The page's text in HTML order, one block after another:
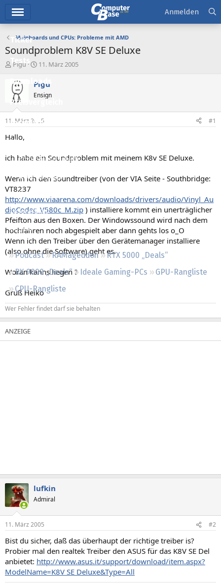
Ticker
Tests
Downloads
Preisvergleich
Forum
Aktuelles
Empfohlene Inhalte
Neue Beiträge
Neueste Aktivitäten
Leserartikel
Regeln
Podcast RAMageddon
RTX 5000 „Deals“
RX 9000 „Deals“
Ideale Gaming-PCs
GPU-Rangliste
CPU-Rangliste
Anmelden
Mainboards und CPUs: Probleme mit AMD
Soundproblem K8V SE Deluxe
E
s
t
e
e
r
Pigu
E
s
e
t
11. März 2005
Pigu
Ensign
11. März 2005 #1
Hallo,
ich habe ein Soundproblem mit meinem K8v SE Deluxe.
Wenn ich den Soundtreiber (von der VIA Seite - Southbridge:
VT8237
http://www.viaarena.com/downloads/drivers/audio/Vinyl_Au
dioCodec_V580c_M.zip ) installiere kommt ein unerträglicher
Pfeifton aus den Boxen. Der Windowssound wird nach dem
hochfahren noch abgespielt aber dann gehts los o_O
Wenn ich den Treiber über den Gerätemanager installiere
(also ohne die Software) geht es.
Woran kanns liegen ?
Gruß Heiko
Wer Fehler findet darf sie behalten
lufkin
Admiral
11. März 2005 #2
Bist du sicher, daß das überhaupt der richtige treiber is?
Probier mal den realtek Treiber den ASUS für das K8V SE Del
anbietet: http://www.asus.it/support/download/item.aspx?
ModelName=K8V SE Deluxe&Type=All